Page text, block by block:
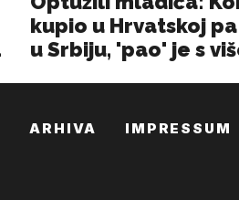
ARHIVA IMPRESSUM